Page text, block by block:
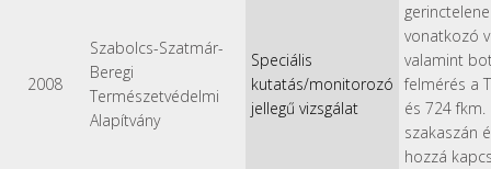
2008
Szabolcs-Szatmár-
Beregi
Természetvédelmi
Alapítvány
Speciális
kutatás/monitorozó
jellegű vizsgálat
vonatkozó
valamint
felmérés a
és 724
szakaszán
hozzá